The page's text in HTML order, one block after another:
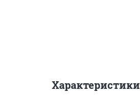
Характеристики